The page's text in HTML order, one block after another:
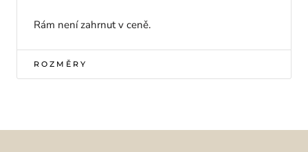
Rám není zahrnut v ceně.
ROZMĚRY